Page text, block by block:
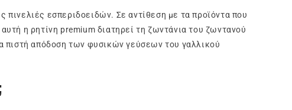
εσπεριδοειδών. Σε αντίθεση με τα προϊόντα που
η ρητίνη premium διατηρεί τη ζωντάνια του ζωντανού
πιστή απόδοση των φυσικών γεύσεων του γαλλικού